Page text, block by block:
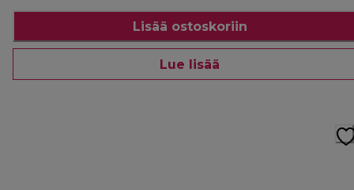
Lisää ostoskoriin
Lue lisää